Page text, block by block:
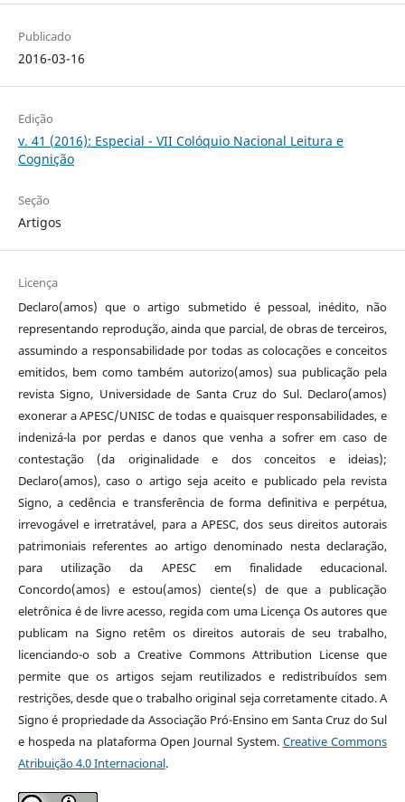
Publicado
2016-03-16
Edição
v. 41 (2016): Especial - VII Colóquio Nacional Leitura e
Cognição
Seção
Artigos
Licença
Declaro(amos) que o artigo submetido é pessoal, inédito, não
representando reprodução, ainda que parcial, de obras de terceiros,
assumindo a responsabilidade por todas as colocações e conceitos
emitidos, bem como também autorizo(amos) sua publicação pela
revista Signo, Universidade de Santa Cruz do Sul. Declaro(amos)
exonerar a APESC/UNISC de todas e quaisquer responsabilidades, e
indenizá-la por perdas e danos que venha a sofrer em caso de
contestação (da originalidade e dos conceitos e ideias);
Declaro(amos), caso o artigo seja aceito e publicado pela revista
Signo, a cedência e transferência de forma definitiva e perpétua,
irrevogável e irretratável, para a APESC, dos seus direitos autorais
patrimoniais referentes ao artigo denominado nesta declaração,
para utilização da APESC em finalidade educacional.
Concordo(amos) e estou(amos) ciente(s) de que a publicação
eletrônica é de livre acesso, regida com uma Licença Os autores que
publicam na Signo retêm os direitos autorais de seu trabalho,
licenciando-o sob a Creative Commons Attribution License que
permite que os artigos sejam reutilizados e redistribuídos sem
restrições, desde que o trabalho original seja corretamente citado. A
Signo é propriedade da Associação Pró-Ensino em Santa Cruz do Sul
e hospeda na plataforma Open Journal System. Creative Commons
Atribuição 4.0 Internacional.